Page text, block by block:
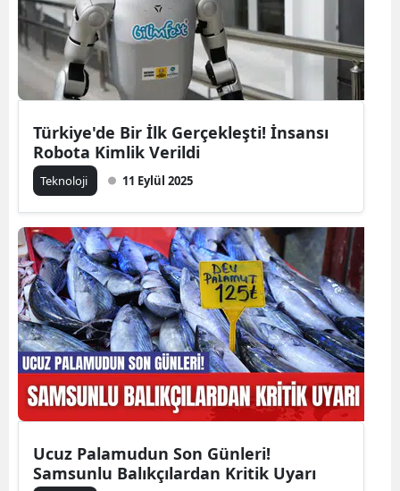
Türkiye'de Bir İlk Gerçekleşti! İnsansı
Robota Kimlik Verildi
Teknoloji 11 Eylül 2025
Ucuz Palamudun Son Günleri!
Samsunlu Balıkçılardan Kritik Uyarı